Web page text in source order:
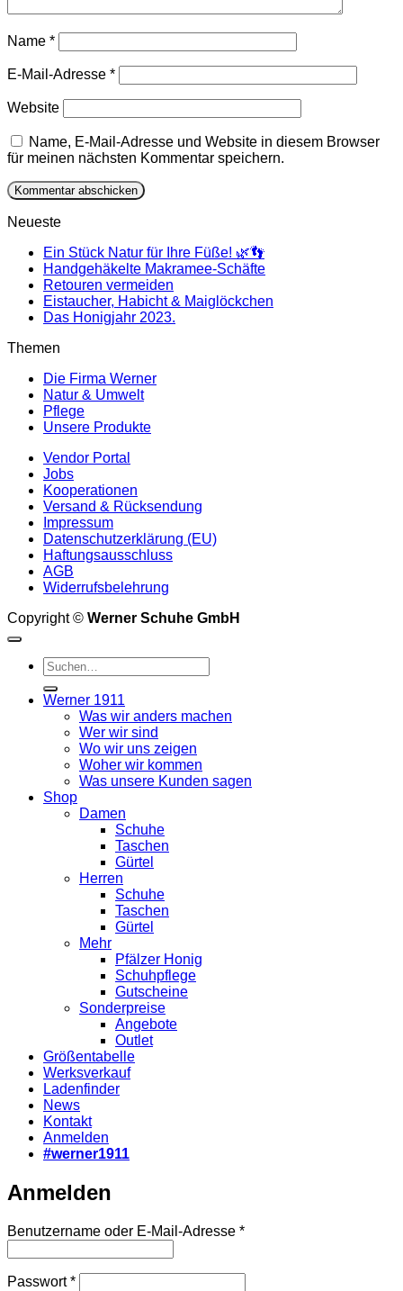
Name *
E-Mail-Adresse *
Website
Name, E-Mail-Adresse und Website in diesem Browser
für meinen nächsten Kommentar speichern.
Neueste
Ein Stück Natur für Ihre Füße! 🌿👣
Handgehäkelte Makramee-Schäfte
Retouren vermeiden
Eistaucher, Habicht & Maiglöckchen
Das Honigjahr 2023.
Themen
Die Firma Werner
Natur & Umwelt
Pflege
Unsere Produkte
Vendor Portal
Jobs
Kooperationen
Versand & Rücksendung
Impressum
Datenschutzerklärung (EU)
Haftungsausschluss
AGB
Widerrufsbelehrung
Copyright © Werner Schuhe GmbH
Suche
nach:
Werner 1911
Was wir anders machen
Wer wir sind
Wo wir uns zeigen
Woher wir kommen
Was unsere Kunden sagen
Shop
Damen
Schuhe
Taschen
Gürtel
Herren
Schuhe
Taschen
Gürtel
Mehr
Pfälzer Honig
Schuhpflege
Gutscheine
Sonderpreise
Angebote
Outlet
Größentabelle
Werksverkauf
Ladenfinder
News
Kontakt
Anmelden
#werner1911
Anmelden
Benutzername oder E-Mail-Adresse *Erforderlich
Passwort*Erforderlich